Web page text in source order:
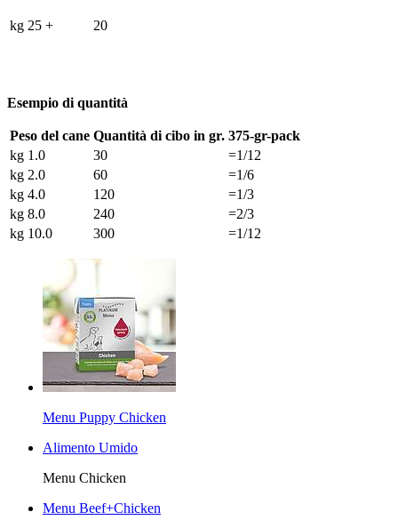
kg 25 + 20
Esempio di quantità
Peso del cane Quantità di cibo in gr. 375-gr-pack
kg 1.0
30
=1/12
kg 2.0
60
=1/6
kg 4.0
120
=1/3
kg 8.0
240
=2/3
kg 10.0
300 =1/12
Menu Puppy Chicken
Alimento Umido
Menu Chicken
Menu Beef+Chicken